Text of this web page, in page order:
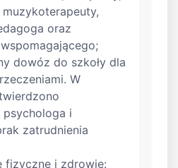
oraz
dowóz do szkoły dla
W
psychologa i
zatrudnienia
fizyczne i zdrowie: